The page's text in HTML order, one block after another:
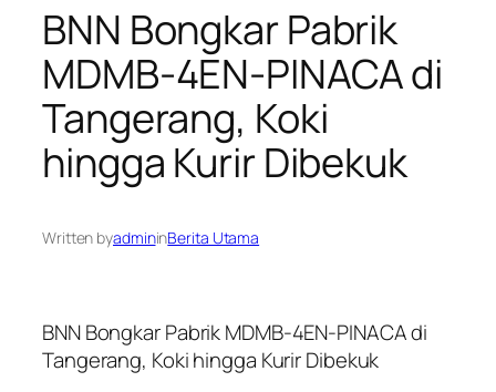
BNN Bongkar Pabrik
MDMB-4EN-PINACA di
Tangerang, Koki
hingga Kurir Dibekuk
Written byadmininBerita Utama
BNN Bongkar Pabrik MDMB-4EN-PINACA di
Tangerang, Koki hingga Kurir Dibekuk